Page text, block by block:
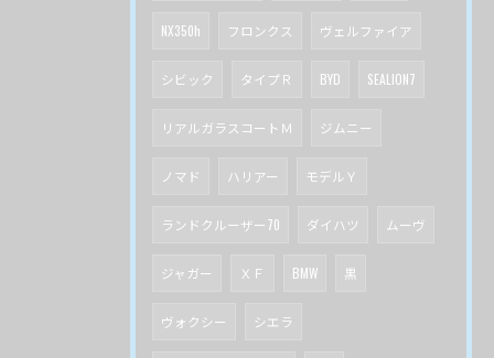
NX350h フロンクス ヴェルファイア
シビック タイプＲ BYD SEALION7
リアルガラスコートＭ ジムニー
ノマド ハリアー モデルＹ
ランドクルーザー70 ダイハツ ムーヴ
ジャガー ＸＦ BMW 黒
ヴォクシー シエラ